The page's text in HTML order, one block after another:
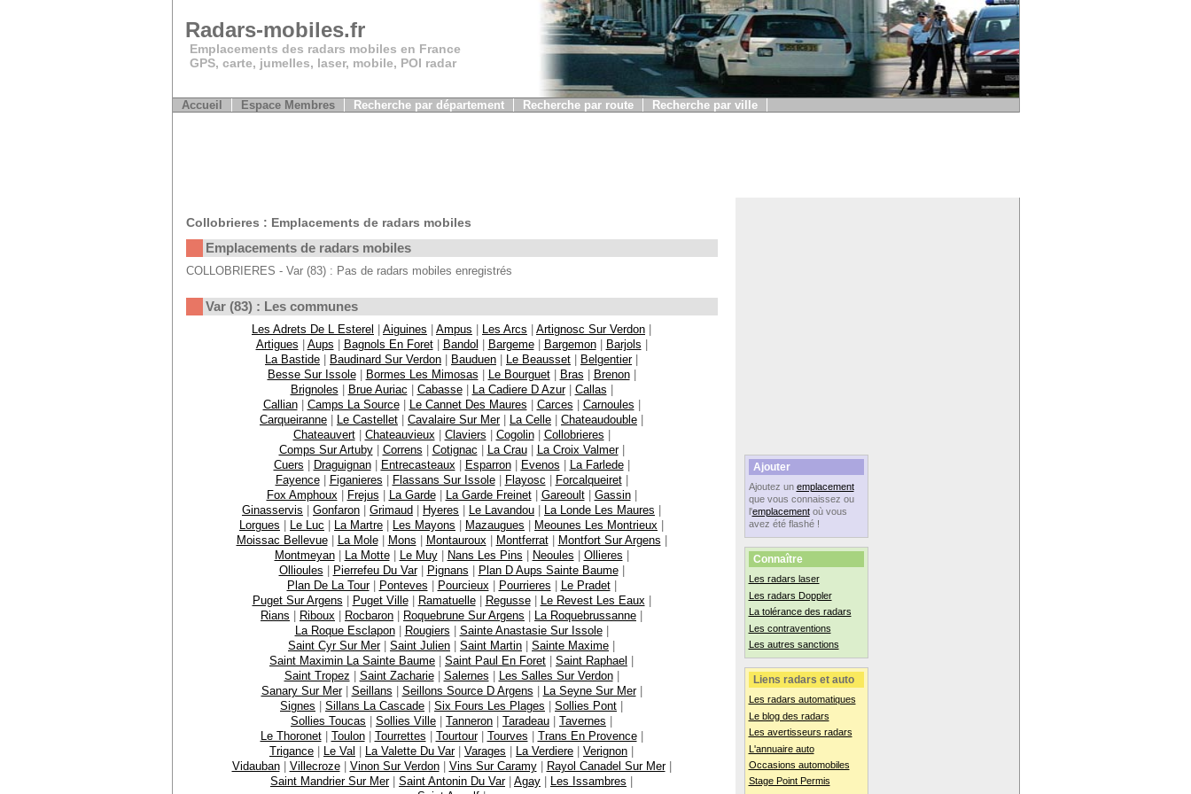
Radars-mobiles.fr
Emplacements des radars mobiles en France
GPS, carte, jumelles, laser, mobile, POI radar
Accueil Espace Membres Recherche par département Recherche par route Recherche par ville
Ajouter
Ajoutez un emplacement
que vous connaissez ou
l'emplacementoù vous
avez été flashé !
Connaître
Les radars laser
Les radars Doppler
La tolérance des radars
Les contraventions
Les autres sanctions
Liens radars et auto
Les radars automatiques
Le blog des radars
Les avertisseurs radars
L'annuaire auto
Occasions automobiles
Stage Point Permis
Collobrieres : Emplacements de radars mobiles
Emplacements de radars mobiles
COLLOBRIERES - Var (83) : Pas de radars mobiles enregistrés
Var (83) : Les communes
Les Adrets De L Esterel | Aiguines | Ampus | Les Arcs | Artignosc Sur Verdon |
Artigues | Aups | Bagnols En Foret| Bandol | Bargeme| Bargemon| Barjols |
La Bastide | Baudinard Sur Verdon | Bauduen | Le Beausset | Belgentier|
Besse Sur Issole| Bormes Les Mimosas | Le Bourguet| Bras | Brenon|
Brignoles | Brue Auriac | Cabasse| La Cadiere D Azur| Callas |
Callian| Camps La Source| Le Cannet Des Maures | Carces | Carnoules |
Carqueiranne | Le Castellet | Cavalaire Sur Mer| La Celle | Chateaudouble |
Chateauvert| Chateauvieux | Claviers | Cogolin| Collobrieres |
Comps Sur Artuby| Correns | Cotignac | La Crau| La Croix Valmer|
Cuers | Draguignan| Entrecasteaux | Esparron| Evenos | La Farlede|
Fayence| Figanieres | Flassans Sur Issole| Flayosc | Forcalqueiret|
Fox Amphoux | Frejus | La Garde| La Garde Freinet| Gareoult| Gassin|
Ginasservis | Gonfaron | Grimaud | Hyeres | Le Lavandou | La Londe Les Maures |
Lorgues | Le Luc | La Martre | Les Mayons | Mazaugues | Meounes Les Montrieux |
Moissac Bellevue| La Mole| Mons | Montauroux | Montferrat| Montfort Sur Argens |
Montmeyan| La Motte| Le Muy| Nans Les Pins | Neoules | Ollieres |
Ollioules | Pierrefeu Du Var| Pignans | Plan D Aups Sainte Baume|
Plan De La Tour| Ponteves | Pourcieux | Pourrieres | Le Pradet|
Puget Sur Argens | Puget Ville| Ramatuelle| Regusse| Le Revest Les Eaux |
Rians | Riboux | Rocbaron | Roquebrune Sur Argens | La Roquebrussanne |
La Roque Esclapon| Rougiers | Sainte Anastasie Sur Issole|
Saint Cyr Sur Mer| Saint Julien | Saint Martin | Sainte Maxime |
Saint Maximin La Sainte Baume | Saint Paul En Foret | Saint Raphael |
Saint Tropez | Saint Zacharie| Salernes | Les Salles Sur Verdon|
Sanary Sur Mer| Seillans | Seillons Source D Argens | La Seyne Sur Mer|
Signes | Sillans La Cascade | Six Fours Les Plages | Sollies Pont |
Sollies Toucas | Sollies Ville | Tanneron | Taradeau | Tavernes |
Le Thoronet| Toulon| Tourrettes | Tourtour| Tourves | Trans En Provence|
Trigance | Le Val | La Valette Du Var| Varages | La Verdiere | Verignon |
Vidauban| Villecroze| Vinon Sur Verdon| Vins Sur Caramy| Rayol Canadel Sur Mer|
Saint Mandrier Sur Mer| Saint Antonin Du Var| Agay | Les Issambres |